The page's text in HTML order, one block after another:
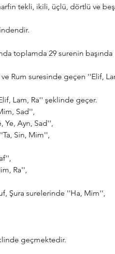
tekli, ikili, üçlü, dörtlü ve
toplamda 29 surenin başında
Rum suresinde geçen ''Elif,
Lam, Ra'' şeklinde geçer.
Sad'',
Ye, Ayn, Sad'',
Sin, Mim'',
Ra'',
Şura surelerinde ''Ha, Mim'',
geçmektedir.